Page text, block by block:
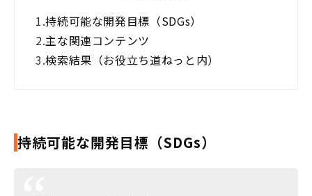
1.持続可能な開発目標（SDGs）
2.主な関連コンテンツ
3.検索結果（お役立ち道ねっと内）
持続可能な開発目標（SDGs）